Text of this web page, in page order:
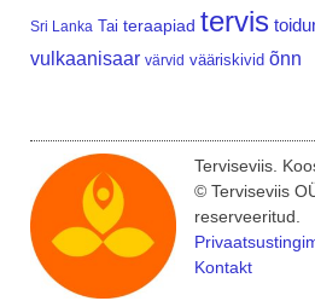
Sri Lanka Tai teraapiad tervis
vulkaanisaar värvid vääriskivid õnn
Terviseviis.
© Terviseviis
reserveeritud.
Kontakt